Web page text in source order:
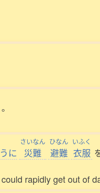
。
に
さいなん
災難
ひなん
避難
いふく
衣服
rapidly get out of